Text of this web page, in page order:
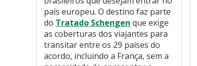
país europeu. O destino faz parte
do Tratado Schengen que exige
as coberturas dos viajantes para
transitar entre os 29 países do
acordo, incluindo a França, sem a